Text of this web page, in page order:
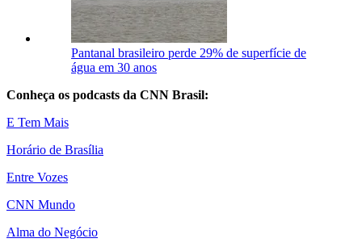
Pantanal brasileiro perde 29% de superfície de
água em 30 anos
Conheça os podcasts da CNN Brasil:
E Tem Mais
Horário de Brasília
Entre Vozes
CNN Mundo
Alma do Negócio